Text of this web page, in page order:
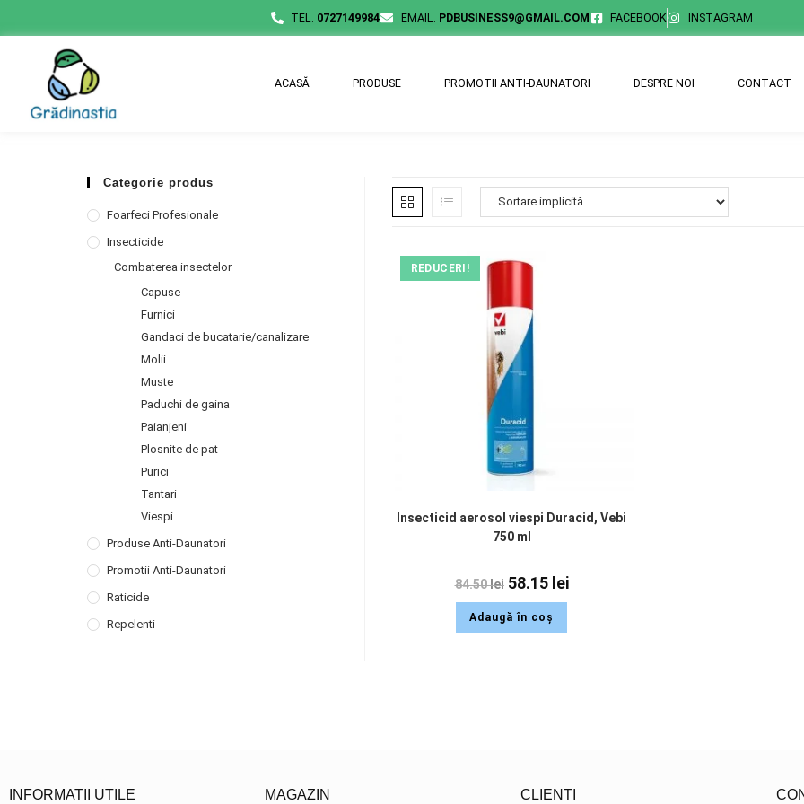
TEL. 0727149984 EMAIL. PDBUSINESS9@GMAIL.COM FACEBOOK INSTAGRAM
ACASĂ PRODUSE PROMOTII ANTI-DAUNATORI DESPRE NOI CONTACT
REDUCERI!
Insecticid aerosol viespi Duracid, Vebi
750 ml
84.50lei 58.15 lei
Adaugă în coș
Categorie produs
Foarfeci Profesionale
Insecticide
Combaterea insectelor
Capuse
Furnici
Gandaci de bucatarie/canalizare
Molii
Muste
Paduchi de gaina
Paianjeni
Plosnite de pat
Purici
Tantari
Viespi
Produse Anti-Daunatori
Promotii Anti-Daunatori
Raticide
Repelenti
INFORMATII UTILE MAGAZIN CLIENTI